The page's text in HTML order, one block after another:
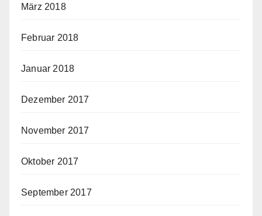
März 2018
Februar 2018
Januar 2018
Dezember 2017
November 2017
Oktober 2017
September 2017